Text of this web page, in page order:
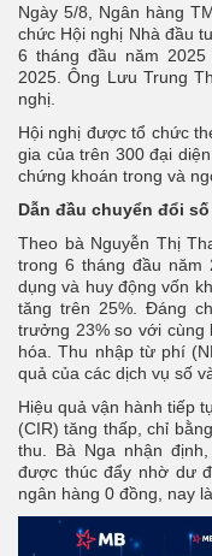
Ngày 5/8, Ngân hàng
chức Hội nghị Nhà đầu
6 tháng đầu năm
2025. Ông Lưu Trung
nghị.
Hội nghị được tổ chức
gia của trên 300 đại
chứng khoán trong và
Dẫn đầu chuyển đổi
Theo bà Nguyễn Thị
trong 6 tháng đầu
dụng và huy động vốn
tăng trên 25%. Đáng
trưởng 23% so với
hóa. Thu nhập từ phí
quả của các dịch vụ số
Hiệu quả vận hành tiếp
(CIR) tăng thấp, chỉ
thu. Bà Nga nhận
được thúc đẩy nhờ dư
ngân hàng 0 đồng, nay